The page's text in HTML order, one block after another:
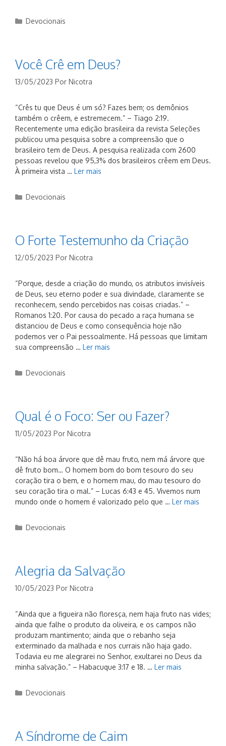
Categorias
Devocionais
Você Crê em Deus?
13/05/2023 Por Nicotra
“Crês tu que Deus é um só? Fazes bem; os demônios
também o crêem, e estremecem.” – Tiago 2:19.
Recentemente uma edição brasileira da revista Seleções
publicou uma pesquisa sobre a compreensão que o
brasileiro tem de Deus. A pesquisa realizada com 2600
pessoas revelou que 95,3% dos brasileiros crêem em Deus.
À primeira vista … Ler mais
Categorias
Devocionais
O Forte Testemunho da Criação
12/05/2023 Por Nicotra
“Porque, desde a criação do mundo, os atributos invisíveis
de Deus, seu eterno poder e sua divindade, claramente se
reconhecem, sendo percebidos nas coisas criadas.” –
Romanos 1:20. Por causa do pecado a raça humana se
distanciou de Deus e como consequência hoje não
podemos ver o Pai pessoalmente. Há pessoas que limitam
sua compreensão … Ler mais
Categorias
Devocionais
Qual é o Foco: Ser ou Fazer?
11/05/2023 Por Nicotra
“Não há boa árvore que dê mau fruto, nem má árvore que
dê fruto bom… O homem bom do bom tesouro do seu
coração tira o bem, e o homem mau, do mau tesouro do
seu coração tira o mal.” – Lucas 6:43 e 45. Vivemos num
mundo onde o homem é valorizado pelo que … Ler mais
Categorias
Devocionais
Alegria da Salvação
10/05/2023 Por Nicotra
“Ainda que a figueira não floresça, nem haja fruto nas vides;
ainda que falhe o produto da oliveira, e os campos não
produzam mantimento; ainda que o rebanho seja
exterminado da malhada e nos currais não haja gado.
Todavia eu me alegrarei no Senhor, exultarei no Deus da
minha salvação.” – Habacuque 3:17 e 18. … Ler mais
Categorias
Devocionais
A Síndrome de Caim